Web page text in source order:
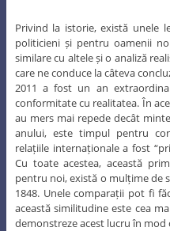
Privind la istorie, există unele
politicieni și pentru oamenii
similare cu altele și o analiză
care ne conduce la câteva
2011 a fost un an
conformitate cu realitatea. În
au mers mai repede decât
anului, este timpul pentru
relațiile internaționale a fost
Cu toate acestea, această
pentru noi, există o mulțime de
1848. Unele comparații pot fi
această similitudine este cea
demonstreze acest lucru în mod